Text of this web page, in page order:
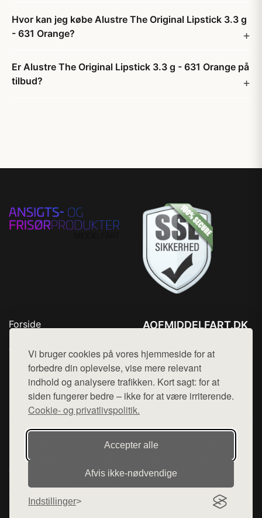
Vi bruger cookies på vores hjemmeside for at
forbedre din oplevelse, vise mere relevant
indhold og analysere trafikken. Kort sagt: for at
siden fungerer bedre – ikke for at være irriterende.
Cookie- og privatlivspolitik.
Accepter alle
Afvis ikke‑nødvendige
Indstillinger
Hvor kan jeg købe Alustre The Original Lipstick 3.3 g
- 631 Orange?
Er Alustre The Original Lipstick 3.3 g - 631 Orange på
tilbud?
Forside
Top Rabatter
Blog
Kontakt
AOFMIDDELFART.DK
Mail: hej@want.dk
Cookie- og privatlivspolitik
Denne side er en del af want.dk, der udgiver en række
hjemmesider med præsentation af forskellige produkter fra
diverse webshops. Der sælges ikke varer fra denne side - vi
henviser til de shops, som sælger varen. Vi har heller ikke
varerne på lager.